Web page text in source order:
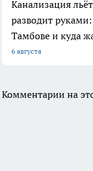
Канализация
разводит
Тамбове и куда
6 августа
Комментарии на